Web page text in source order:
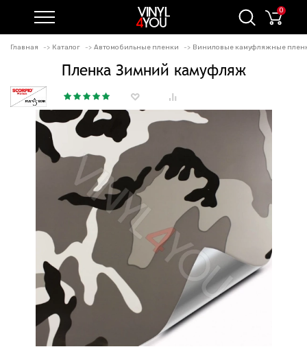
0
Главная Каталог Автомобильные пленки Виниловые камуфляжные
Пленка Зимний камуфляж